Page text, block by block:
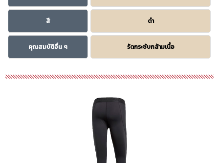
สี ดำ
คุณสมบัติอื่น ๆ รัดกระชับกล้ามเนื้อ